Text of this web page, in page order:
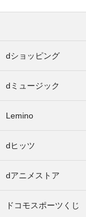
dショッピング
dミュージック
Lemino
dヒッツ
dアニメストア
ドコモスポーツくじ